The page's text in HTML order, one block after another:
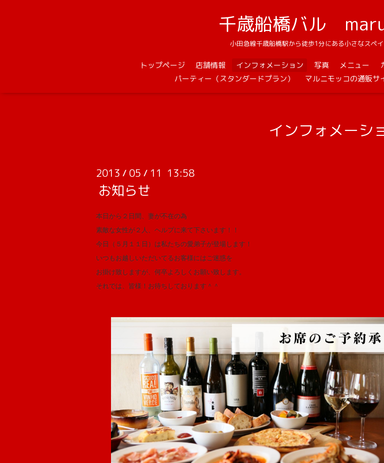
千歳船橋バル
小田急線千歳船橋駅から徒歩1分にある小さなスペイ
トップページ 店舗情報 インフォメーション 写真 メニュー
パーティー（スタンダードプラン）
マルニモッコの通販サ
インフォメーシ
2013 / 05 / 11 13:58
お知らせ
本日から２日間、妻が不在の為
素敵な女性が２人、ヘルプに来て下さいます！！
今日（５月１１日）は私たちの愛弟子が登場します！
いつもお越しいただいてるお客様にはご迷惑を
お掛け致しますが、何卒よろしくお願い致します。
それでは、皆様！お待ちしております＾＾